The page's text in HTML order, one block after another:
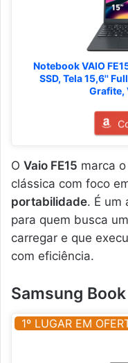
Notebook VAIO
SSD, Tela 15,6''
Grafite,
O Vaio FE15 marca
clássica com foco
portabilidade. É um
para quem busca
carregar e que
com eficiência.
Samsung Book
1º LUGAR EM